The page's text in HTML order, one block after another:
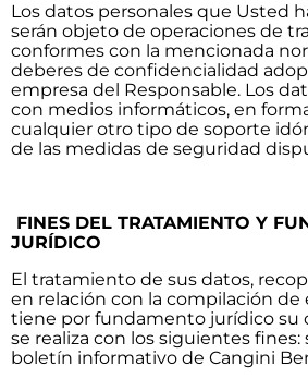
Los datos personales que Usted
serán objeto de operaciones de
conformes con la mencionada
deberes de confidencialidad
empresa del Responsable. Los
con medios informáticos, en
cualquier otro tipo de soporte
de las medidas de seguridad
FINES DEL TRATAMIENTO Y
JURÍDICO
El tratamiento de sus datos,
en relación con la compilación de
tiene por fundamento jurídico su
se realiza con los siguientes fines:
boletín informativo de Cangini